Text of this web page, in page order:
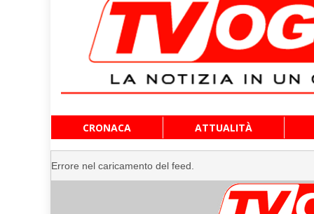
al
contenuto
CRONACA ATTUALITÀ
Errore nel caricamento del feed.